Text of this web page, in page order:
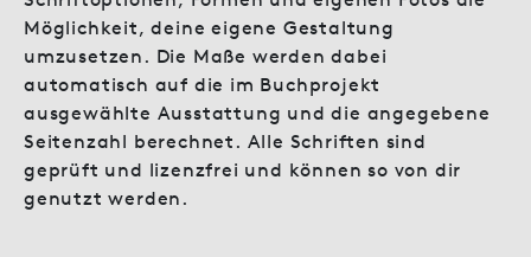
Möglichkeit, deine eigene Gestaltung
umzusetzen. Die Maße werden dabei
automatisch auf die im Buchprojekt
ausgewählte Ausstattung und die angegebene
Seitenzahl berechnet. Alle Schriften sind
geprüft und lizenzfrei und können so von dir
genutzt werden.